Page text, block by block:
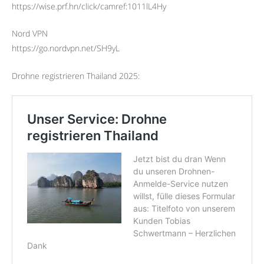
https://wise.prf.hn/click/camref:1011lL4Hy
Nord VPN
https://go.nordvpn.net/SH9yL
Drohne registrieren Thailand 2025: